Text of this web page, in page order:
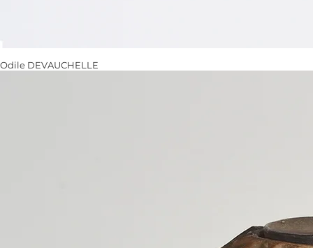
Odile DEVAUCHELLE